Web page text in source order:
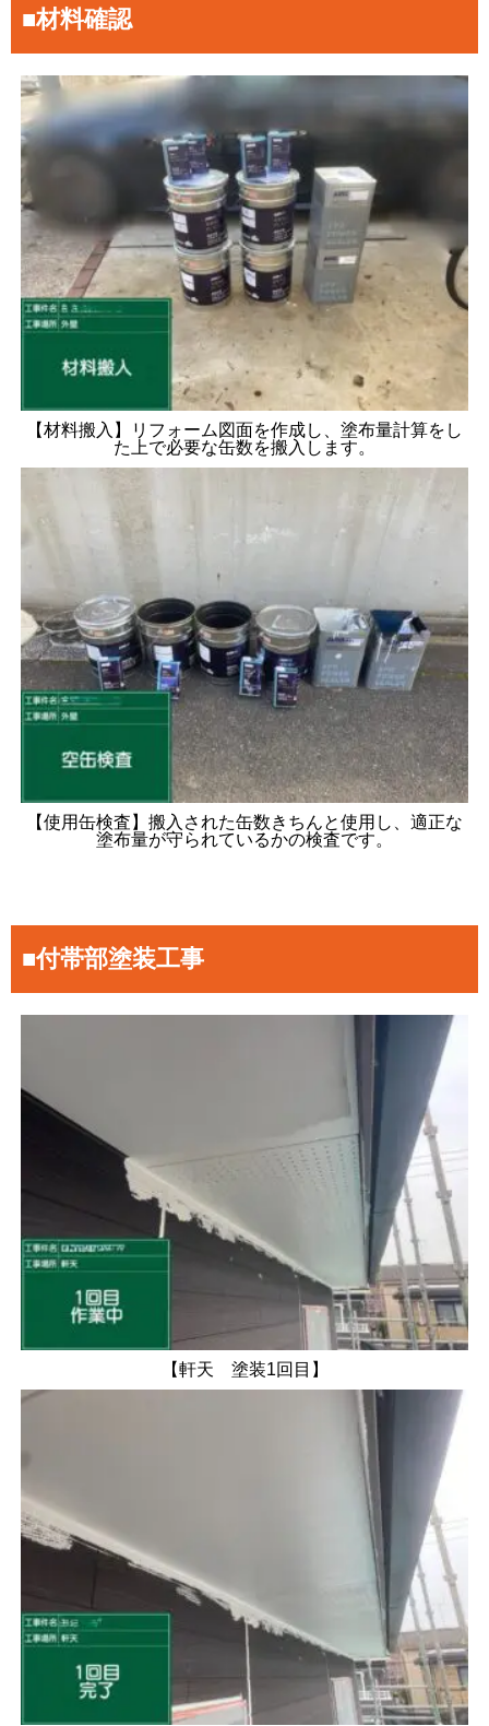
■材料確認
【材料搬入】リフォーム図面を作成し、塗布量計算をし
た上で必要な缶数を搬入します。
【使用缶検査】搬入された缶数きちんと使用し、適正な
塗布量が守られているかの検査です。
■付帯部塗装工事
【軒天 塗装1回目】